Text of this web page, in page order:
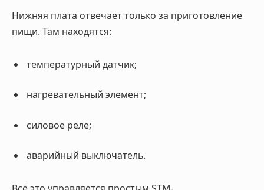
Нижняя плата отвечает только за приготовление
пищи. Там находятся:
температурный датчик;
нагревательный элемент;
силовое реле;
аварийный выключатель.